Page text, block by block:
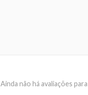
Ainda não há avaliações